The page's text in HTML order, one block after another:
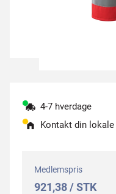
4-7 hverdage
Kontakt din lokale
Medlemspris
921,38 / STK